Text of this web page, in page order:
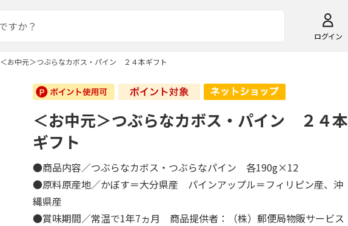
ログイン
＜お中元＞つぶらなカボス・パイン ２４本ギフト
＜お中元＞つぶらなカボス・パイン ２４本
ギフト
●商品内容／つぶらなカボス・つぶらなパイン 各190g×12
●原料原産地／かぼす＝大分県産 パインアップル＝フィリピン産、沖
縄県産
●賞味期間／常温で1年7ヵ月 商品提供者：（株）郵便局物販サービス